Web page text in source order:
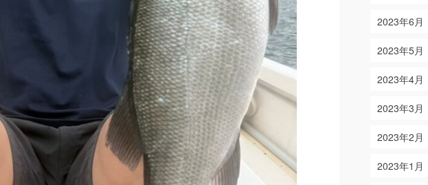
2023年6月
2023年5月
2023年4月
2023年3月
2023年2月
2023年1月